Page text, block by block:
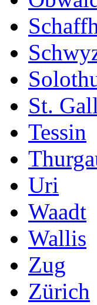
St.
Tessin
Uri
Waadt
Wallis
Zug
Zürich